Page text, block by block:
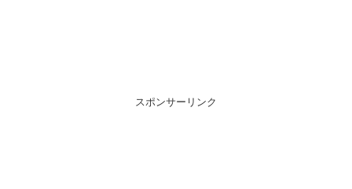
スポンサーリンク